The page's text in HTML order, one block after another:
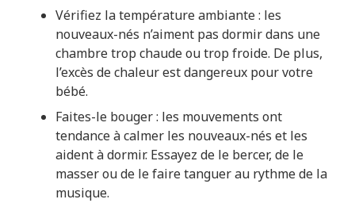
Vérifiez la température ambiante : les
nouveaux-nés n’aiment pas dormir dans une
chambre trop chaude ou trop froide. De plus,
l’excès de chaleur est dangereux pour votre
bébé.
Faites-le bouger : les mouvements ont
tendance à calmer les nouveaux-nés et les
aident à dormir. Essayez de le bercer, de le
masser ou de le faire tanguer au rythme de la
musique.